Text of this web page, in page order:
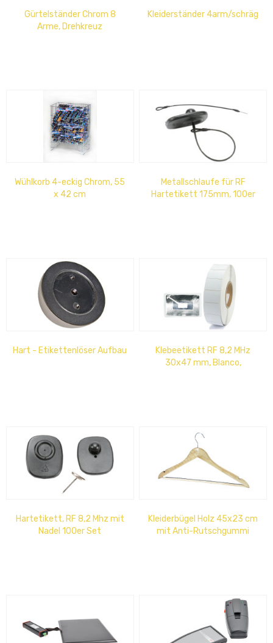
Gürtelständer Chrom 8
Arme, Drehkreuz
Kleiderständer 4arm/schräg
Wühlkorb 4-eckig Chrom, 55
x 42 cm
Metallschlaufe für RF
Hartetikett 175mm, 100er
Hart - Etikettenlöser Aufbau
Klebeetikett RF 8,2 MHz
30x47 mm, Blanco,
Hartetikett, RF 8,2 Mhz mit
Nadel 100er Set
Kleiderbügel Holz 45x23 cm
mit Anti-Rutschgummi